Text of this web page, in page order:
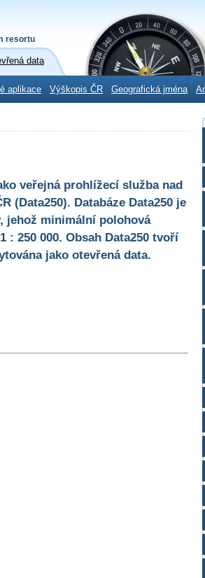
resortu
data
aplikace Výškopis ČR Geografická jména
veřejná prohlížecí služba nad
(Data250). Databáze Data250 je
jehož minimální polohová
250 000. Obsah Data250 tvoří
jako otevřená data.